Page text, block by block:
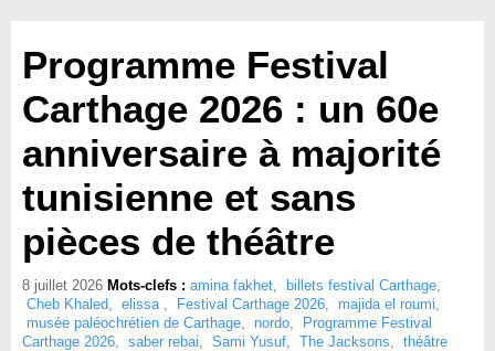
Programme Festival
Carthage 2026 : un 60e
anniversaire à majorité
tunisienne et sans
pièces de théâtre
8 juillet 2026 Mots-clefs : amina fakhet, billets festival Carthage,
Cheb Khaled, elissa , Festival Carthage 2026, majida el roumi,
musée paléochrétien de Carthage, nordo,
Programme Festival
Carthage 2026, saber rebai, Sami Yusuf, The Jacksons, théâtre